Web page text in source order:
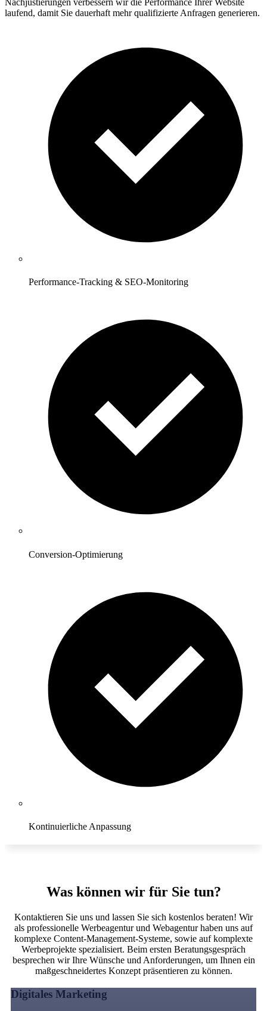
laufend, damit Sie dauerhaft mehr qualifizierte Anfragen generieren.
Performance-Tracking & SEO-Monitoring
Conversion-Optimierung
Kontinuierliche Anpassung
Was können wir für Sie tun?
Kontaktieren Sie uns und lassen Sie sich kostenlos beraten! Wir
als professionelle Werbeagentur und Webagentur haben uns auf
komplexe Content-Management-Systeme, sowie auf komplexte
Werbeprojekte spezialisiert. Beim ersten Beratungsgespräch
besprechen wir Ihre Wünsche und Anforderungen, um Ihnen ein
maßgeschneidertes Konzept präsentieren zu können.
Digitales Marketing